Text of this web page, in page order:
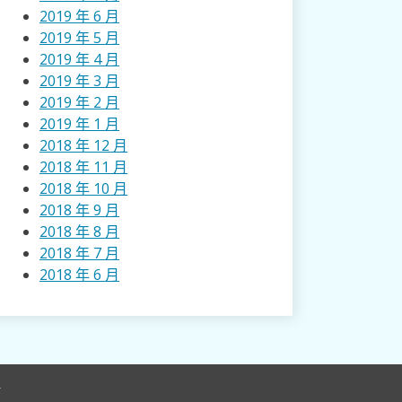
2019 年 6 月
2019 年 5 月
2019 年 4 月
2019 年 3 月
2019 年 2 月
2019 年 1 月
2018 年 12 月
2018 年 11 月
2018 年 10 月
2018 年 9 月
2018 年 8 月
2018 年 7 月
2018 年 6 月